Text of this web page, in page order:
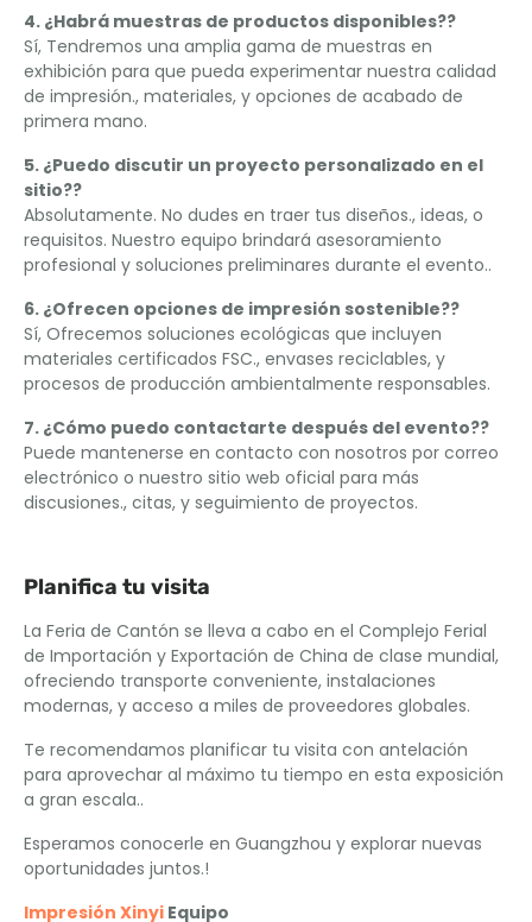
4. ¿Habrá muestras de productos disponibles??
Sí, Tendremos una amplia gama de muestras en
exhibición para que pueda experimentar nuestra calidad
de impresión., materiales, y opciones de acabado de
primera mano.
5. ¿Puedo discutir un proyecto personalizado en el
sitio??
Absolutamente. No dudes en traer tus diseños., ideas, o
requisitos. Nuestro equipo brindará asesoramiento
profesional y soluciones preliminares durante el evento..
6. ¿Ofrecen opciones de impresión sostenible??
Sí, Ofrecemos soluciones ecológicas que incluyen
materiales certificados FSC., envases reciclables, y
procesos de producción ambientalmente responsables.
7. ¿Cómo puedo contactarte después del evento??
Puede mantenerse en contacto con nosotros por correo
electrónico o nuestro sitio web oficial para más
discusiones., citas, y seguimiento de proyectos.
Planifica tu visita
La Feria de Cantón se lleva a cabo en el Complejo Ferial
de Importación y Exportación de China de clase mundial,
ofreciendo transporte conveniente, instalaciones
modernas, y acceso a miles de proveedores globales.
Te recomendamos planificar tu visita con antelación
para aprovechar al máximo tu tiempo en esta exposición
a gran escala..
Esperamos conocerle en Guangzhou y explorar nuevas
oportunidades juntos.!
Impresión Xinyi Equipo